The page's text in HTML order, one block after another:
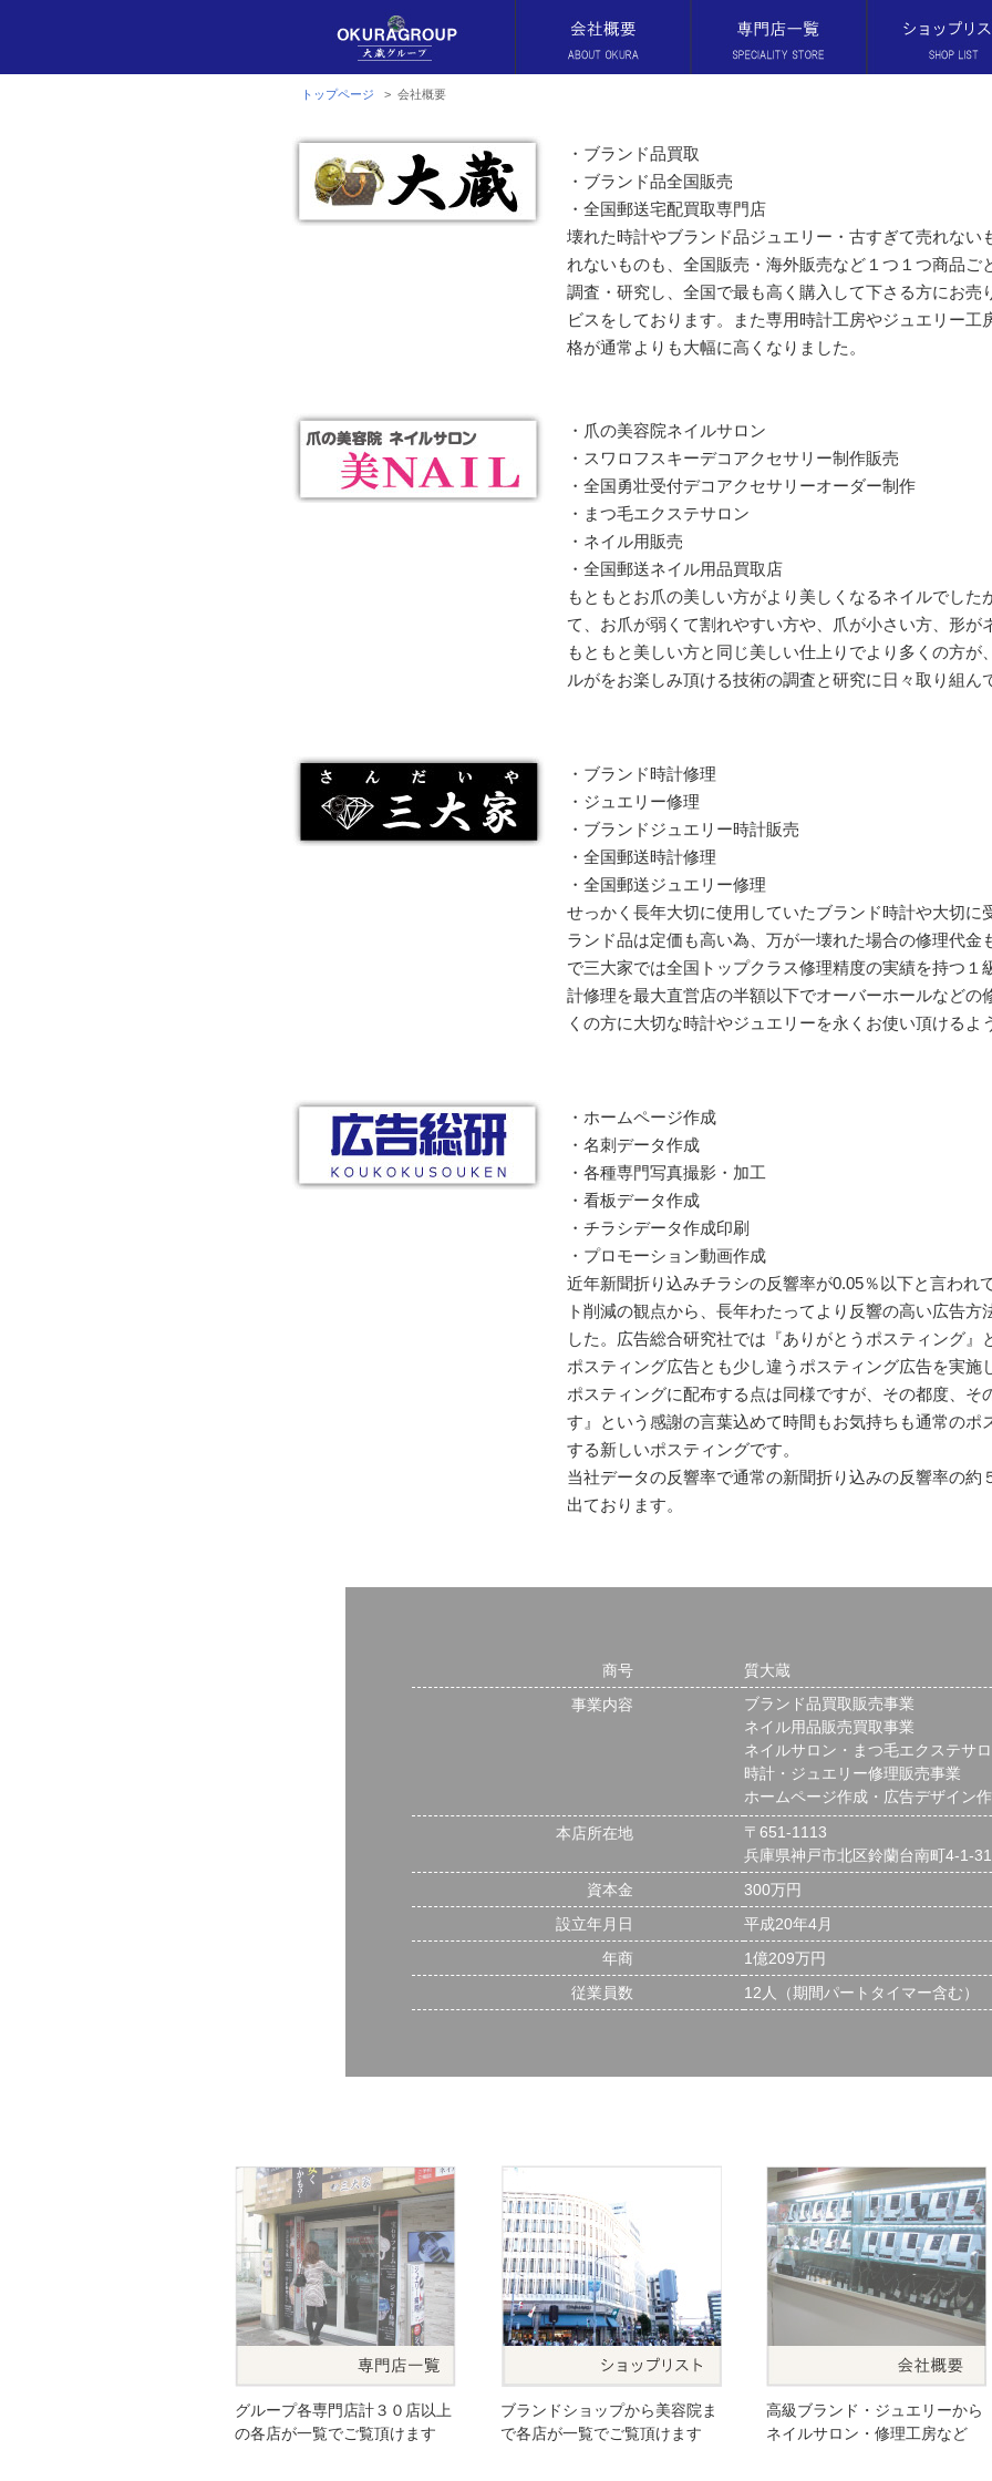
トップページ > 会社概要
・ブランド品買取
・ブランド品全国販売
・全国郵送宅配買取専門店
壊れた時計やブランド品ジュエリー・古すぎて売れない
れないものも、全国販売・海外販売など１つ１つ商品ご
調査・研究し、全国で最も高く購入して下さる方にお売
ビスをしております。また専用時計工房やジュエリー工
格が通常よりも大幅に高くなりました。
・爪の美容院ネイルサロン
・スワロフスキーデコアクセサリー制作販売
・全国勇壮受付デコアクセサリーオーダー制作
・まつ毛エクステサロン
・ネイル用販売
・全国郵送ネイル用品買取店
もともとお爪の美しい方がより美しくなるネイルでした
て、お爪が弱くて割れやすい方や、爪が小さい方、形が
もともと美しい方と同じ美しい仕上りでより多くの方が
ルがをお楽しみ頂ける技術の調査と研究に日々取り組ん
・ブランド時計修理
・ジュエリー修理
・ブランドジュエリー時計販売
・全国郵送時計修理
・全国郵送ジュエリー修理
せっかく長年大切に使用していたブランド時計や大切に
ランド品は定価も高い為、万が一壊れた場合の修理代金
で三大家では全国トップクラス修理精度の実績を持つ１
計修理を最大直営店の半額以下でオーバーホールなどの
くの方に大切な時計やジュエリーを永くお使い頂けるよ
・ホームページ作成
・名刺データ作成
・各種専門写真撮影・加工
・看板データ作成
・チラシデータ作成印刷
・プロモーション動画作成
近年新聞折り込みチラシの反響率が0.05％以下と言われ
ト削減の観点から、長年わたってより反響の高い広告方
した。広告総合研究社では『ありがとうポスティング』
ポスティング広告とも少し違うポスティング広告を実施
ポスティングに配布する点は同様ですが、その都度、そ
す』という感謝の言葉込めて時間もお気持ちも通常のポ
する新しいポスティングです。
当社データの反響率で通常の新聞折り込みの反響率の約
出ております。
商号
質大蔵
事業内容
ブランド品買取販売事業
ネイル用品販売買取事業
ネイルサロン・まつ毛エクステサ
時計・ジュエリー修理販売事業
ホームページ作成・広告デザイン
本店所在地
〒651-1113
兵庫県神戸市北区鈴蘭台南町4-1-
資本金
300万円
設立年月日
平成20年4月
年商
1億209万円
従業員数
12人（期間パートタイマー含む）
グループ各専門店計３０店以上
の各店が一覧でご覧頂けます
ブランドショップから美容院ま
で各店が一覧でご覧頂けます
高級ブランド・ジュエリーから
ネイルサロン・修理工房など